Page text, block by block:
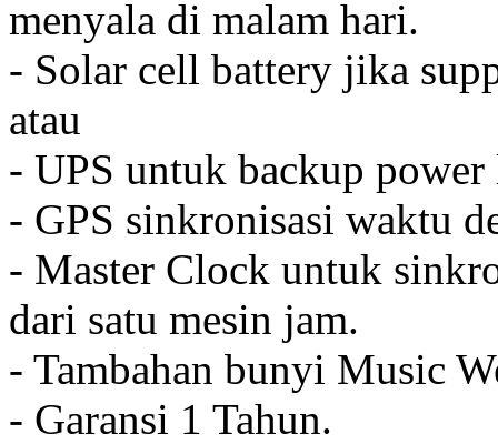
menyala di malam hari.
- Solar cell battery jika
atau
- UPS untuk backup
- GPS sinkronisasi waktu
- Master Clock untuk
dari satu mesin jam.
- Tambahan bunyi Music
- Garansi 1 Tahun.